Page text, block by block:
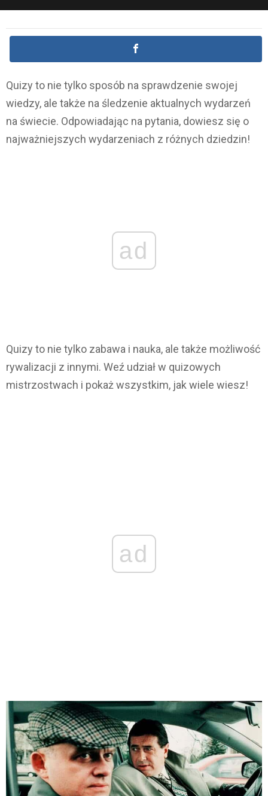
Quizy to nie tylko sposób na sprawdzenie swojej
wiedzy, ale także na śledzenie aktualnych wydarzeń
na świecie. Odpowiadając na pytania, dowiesz się o
najważniejszych wydarzeniach z różnych dziedzin!
ad
Quizy to nie tylko zabawa i nauka, ale także możliwość
rywalizacji z innymi. Weź udział w quizowych
mistrzostwach i pokaż wszystkim, jak wiele wiesz!
ad